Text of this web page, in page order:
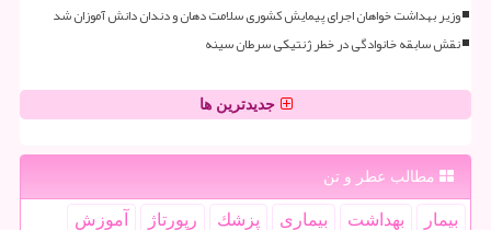
وزیر بهداشت خواهان اجرای پیمایش کشوری سلامت دهان و دندان دانش آموزان شد
نقش سابقه خانوادگی در خطر ژنتیکی سرطان سینه
جدیدترین ها
مطالب عطر و تن
بیمار بهداشت بیماری پزشك رپورتاژ
آموزش